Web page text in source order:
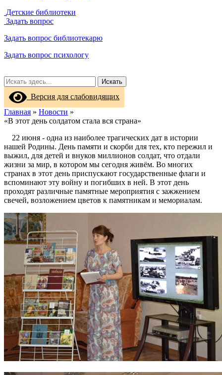
Детские библиотеки
Задать вопрос
Задать вопрос библиотекарю
Задать вопрос психологу
Искать
Версия для слабовидящих
Главная » Новости »
«В этот день солдатом стала вся страна»
22 июня - одна из наиболее трагических дат в истории
нашей Родины. День памяти и скорби для тех, кто пережил и
выжил, для детей и внуков миллионов солдат, что отдали
жизни за мир, в котором мы сегодня живём. Во многих
странах в этот день приспускают государственные флаги и
вспоминают эту войну и погибших в ней. В этот день
проходят различные памятные мероприятия с зажжением
свечей, возложением цветов к памятникам и мемориалам.